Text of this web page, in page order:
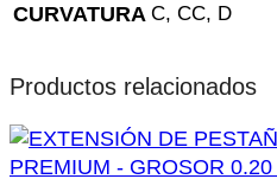
CURVATURA C, CC, D
Productos relacionados